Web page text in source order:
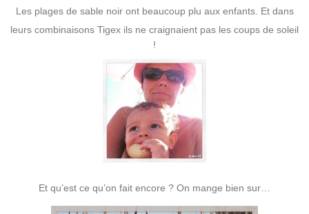
Les plages de sable noir ont beaucoup plu aux enfants. Et dans
leurs combinaisons Tigex ils ne craignaient pas les coups de soleil
!
Et qu’est ce qu’on fait encore ? On mange bien sur…